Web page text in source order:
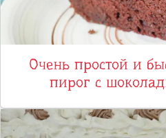
Очень простой и
пирог с